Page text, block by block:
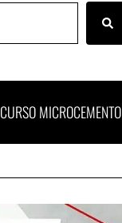
CURSO MICROCEMENTO